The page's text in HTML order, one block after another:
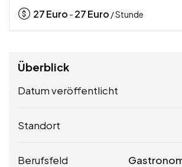
27Euro - 27Euro / Stunde
Überblick
Datum veröffentlicht
Standort
Berufsfeld